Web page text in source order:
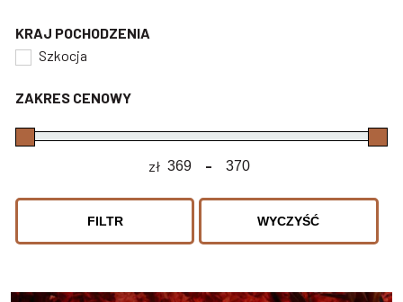
KRAJ POCHODZENIA
Szkocja
ZAKRES CENOWY
zł Minimum Price
-
Maximum Price
FILTR WYCZYŚĆ